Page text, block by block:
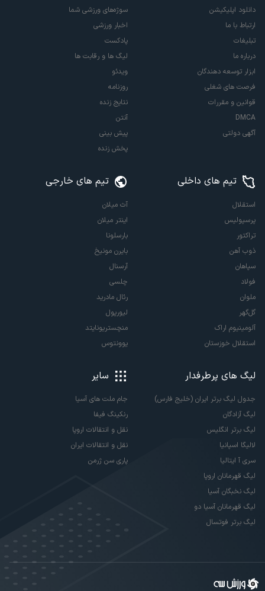
دانلود اپلیکیشن
ارتباط با ما
تبلیغات
درباره ما
ابزار توسعه دهندگان
فرصت های شغلی
قوانین و مقررات
DMCA
آگهی دولتی
سوژه‌های ورزشی شما
اخبار ورزشی
پادکست
لیگ ها و رقابت ها
ویدئو
روزنامه
نتایج زنده
آنتن
پیش بینی
پخش زنده
تیم های داخلی
استقلال
پرسپولیس
تراکتور
ذوب آهن
سپاهان
فولاد
ملوان
گل‌گهر
آلومینیوم اراک
استقلال خوزستان
تیم های خارجی
آث میلان
اینتر میلان
بارسلونا
بایرن مونیخ
آرسنال
چلسی
رئال مادرید
لیورپول
منچستریونایتد
یوونتوس
لیگ های پرطرفدار
جدول لیگ برتر ایران (خلیج فارس)
لیگ آزادگان
لیگ برتر انگلیس
لالیگا اسپانیا
سری آ ایتالیا
لیگ قهرمانان اروپا
لیگ نخبگان آسیا
لیگ قهرمانان آسیا دو
لیگ برتر فوتسال
سایر
جام ملت های آسیا
رنکینگ فیفا
نقل و انتقالات اروپا
نقل و انتقالات ایران
پاری سن ژرمن